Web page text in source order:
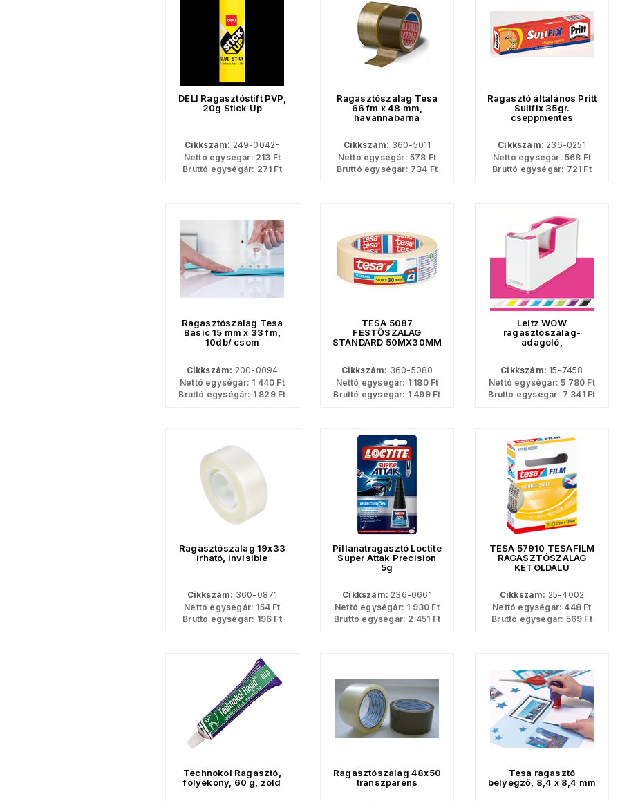
DELI Ragasztóstift PVP,
20g Stick Up
Cikkszám: 249-0042F
Nettó egységár: 213 Ft
Bruttó egységár: 271 Ft
Ragasztószalag Tesa
66 fm x 48 mm,
havannabarna
Cikkszám: 360-5011
Nettó egységár: 578 Ft
Bruttó egységár: 734 Ft
Ragasztó általános Pritt
Sulifix 35gr.
cseppmentes
Cikkszám: 236-0251
Nettó egységár: 568 Ft
Bruttó egységár: 721 Ft
Ragasztószalag Tesa
Basic 15 mm x 33 fm,
10db/ csom
Cikkszám: 200-0094
Nettó egységár: 1 440 Ft
Bruttó egységár: 1 829Ft
TESA 5087
FESTŐSZALAG
STANDARD 50MX30MM
Cikkszám: 360-5080
Nettó egységár: 1 180Ft
Bruttó egységár: 1 499Ft
Leitz WOW
ragasztószalag-
adagoló,
53641023
Cikkszám: 15-7458
Nettó egységár: 5 780 Ft
Bruttó egységár: 7 341Ft
Ragasztószalag 19x33
írható, invisible
Cikkszám: 360-0871
Nettó egységár: 154 Ft
Bruttó egységár: 196 Ft
Pillanatragasztó Loctite
Super Attak Precision
5g
Cikkszám: 236-0661
Nettó egységár: 1 930 Ft
Bruttó egységár: 2 451 Ft
TESA 57910 TESAFILM
RAGASZTÓSZALAG
KÉTOLDALÚ
Cikkszám: 25-4002
Nettó egységár: 448 Ft
Bruttó egységár: 569 Ft
Technokol Ragasztó,
folyékony, 60 g, zöld
Ragasztószalag 48x50
transzparens
Tesa ragasztó
bélyegző, 8,4 x 8,4 mm